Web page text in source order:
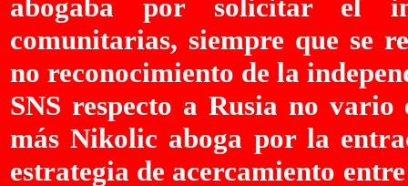
abogaba por solicitar el
comunitarias, siempre que se
no reconocimiento de la
SNS respecto a Rusia no
más Nikolic aboga por la
estrategia de acercamiento